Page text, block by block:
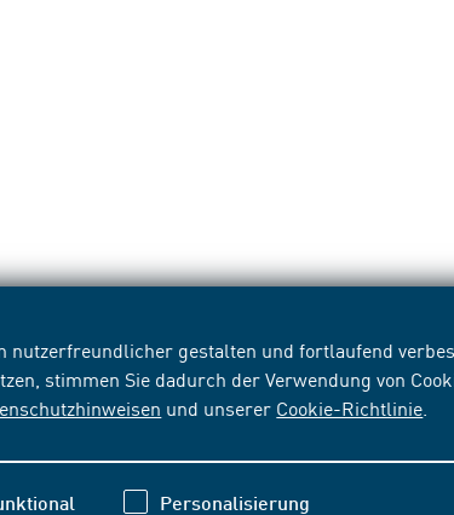
nutzerfreundlicher gestalten und fortlaufend
stimmen Sie dadurch der Verwendung von
und unserer Cookie-Richtlinie
Personalisierung